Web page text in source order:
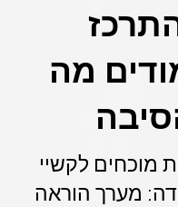
מה
מוכחים לקשיי
מערך הוראה